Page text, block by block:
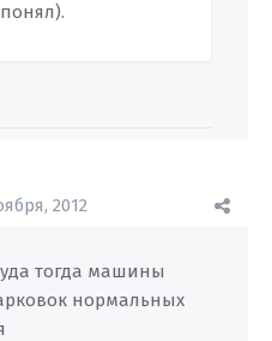
2012
тогда машины
нормальных